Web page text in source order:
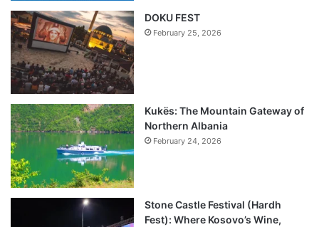
DOKU FEST
February 25, 2026
Kukës: The Mountain Gateway of
Northern Albania
February 24, 2026
Stone Castle Festival (Hardh
Fest): Where Kosovo’s Wine,